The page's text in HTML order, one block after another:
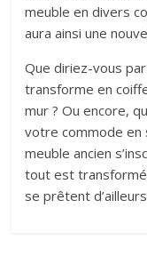
meuble en divers
aura ainsi une
Que diriez-vous
transforme en
mur ? Ou encore,
votre commode en
meuble ancien
tout est
se prêtent